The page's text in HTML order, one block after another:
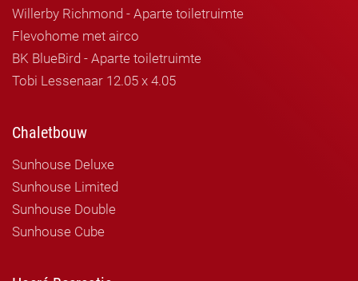
Willerby Richmond - Aparte toiletruimte
Flevohome met airco
BK BlueBird - Aparte toiletruimte
Tobi Lessenaar 12.05 x 4.05
Chaletbouw
Sunhouse Deluxe
Sunhouse Limited
Sunhouse Double
Sunhouse Cube